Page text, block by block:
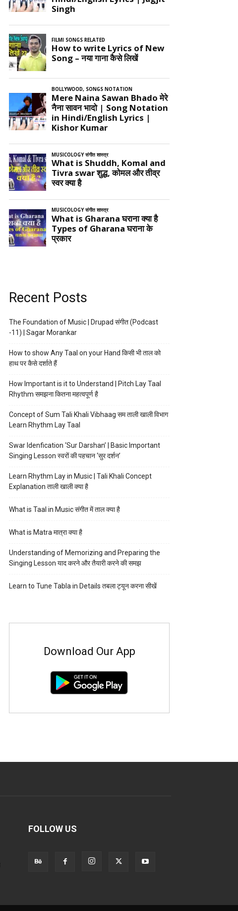
Recent Posts
The Foundation of Music | Drupad संगीत (Podcast
-11) | Sagar Morankar
How to show Any Taal on your Hand किसी भी ताल को
हाथ पर कैसे दर्शाते हैं
How Important is it to Understand | Pitch Lay Taal
Rhythm समझना कितना महत्वपूर्ण है
Concept of Sum Tali Khali Vibhaag सम ताली खाली विभाग
Learn Rhythm Lay Taal
Swar Idenfication ‘Sur Darshan’ | Basic Important
Singing Lesson स्वरों की पहचान ‘सुर दर्शन’
Learn Rhythm Lay in Music | Tali Khali Concept
Explanation ताली खाली क्या है
What is Taal in Music संगीत में ताल क्या है
What is Matra मात्रा क्या है
Understanding of Memorizing and Preparing the
Singing Lesson याद करने और तैयारी करने की समझ
Learn to Tune Tabla in Details तबला ट्यून करना सीखें
Download Our App
FOLLOW US